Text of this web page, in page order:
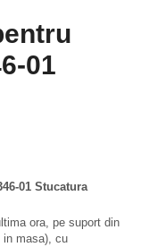
01
01 Stucatura
ora, pe suport din
in masa), cu